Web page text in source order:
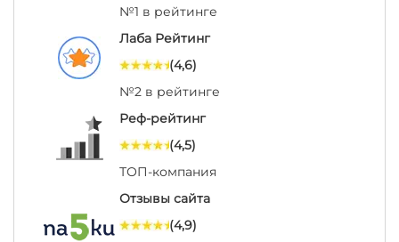
№1 в рейтинге
Лаба Рейтинг
(4,6)
№2 в рейтинге
Реф-рейтинг
(4,5)
ТОП-компания
Отзывы сайта
(4,9)